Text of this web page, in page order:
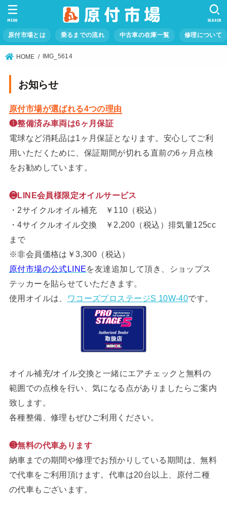
原付市場とは 乗るまでの流れ 中古車の在庫一覧 修理について
SEARCH
MENU
HOME IMG_5614
お知らせ
原付市場が選ばれる4つの理由
❶整備済み車両は6ヶ月保証
電球など消耗品は1ヶ月保証となります。安心してご利
用いただくために、保証期間が切れる直前の6ヶ月点検
をお勧めしています。
❷LINE会員様限定オイルサービス
・2サイクルオイル補充 ￥110（税込）
・4サイクルオイル交換 ￥2,200（税込）排気量125cc
まで
※非会員価格は￥3,300（税込）
原付市場の公式LINEを友達追加して頂き、ショップス
テッカーを貼らせていただきます。
使用オイルは、
ワコーズプロステージS 10W-40です。
オイル補充/オイル交換と一緒にエアチェックと無料の
範囲での点検を行い、気になる点がありましたらご案内
致します。
各種整備、修理もぜひご利用ください。
❸無料の代車あります
納車までの期間や修理でお預かりしている期間は、無料
で代車をご利用頂けます。代車は20台以上、原付二種
の代車もございます。